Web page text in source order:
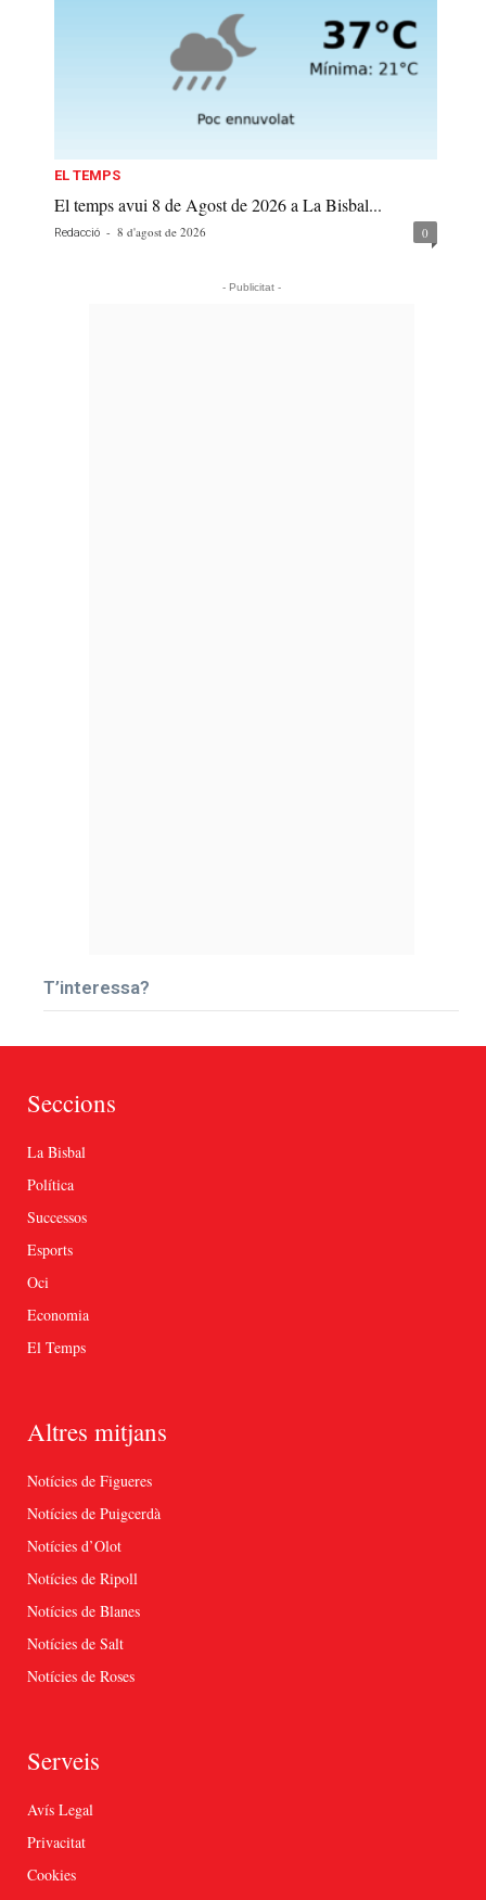
EL TEMPS
El temps avui 8 de Agost de 2026 a La Bisbal...
Redacció - 8 d'agost de 2026 0
- Publicitat -
T’interessa?
Seccions
La Bisbal
Política
Successos
Esports
Oci
Economia
El Temps
Altres mitjans
Notícies de Figueres
Notícies de Puigcerdà
Notícies d’Olot
Notícies de Ripoll
Notícies de Blanes
Notícies de Salt
Notícies de Roses
Serveis
Avís Legal
Privacitat
Cookies